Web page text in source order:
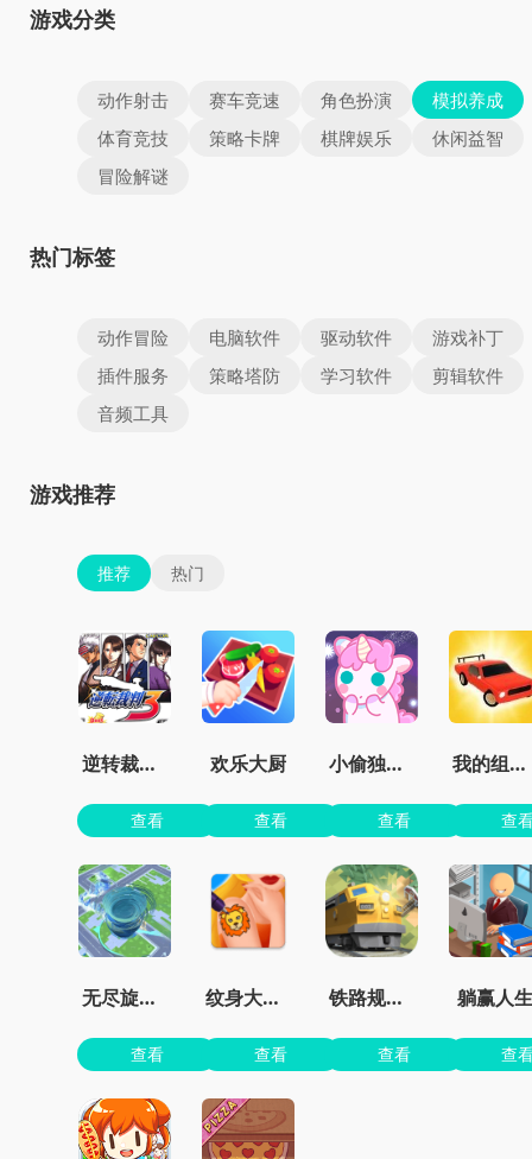
游戏分类
动作射击 赛车竞速 角色扮演
模拟养成
体育竞技
策略卡牌 棋牌娱乐
休闲益智
冒险解谜
热门标签
动作冒险 电脑软件 驱动软件
游戏补丁
插件服务
策略塔防 学习软件
剪辑软件
音频工具
游戏推荐
推荐 热门
逆转裁判3汉化版虫虫助手
查看
欢乐大厨
查看
小偷独角兽免费
查看
我的组装车
查
无尽旋转模拟器
查看
纹身大师墨水颜色
查看
铁路规划新星
查看
躺赢人生
查